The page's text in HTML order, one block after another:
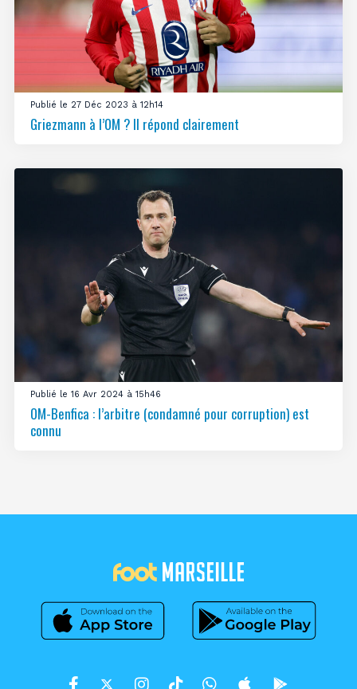
Publié le 27 Déc 2023 à 12h14
Griezmann à l’OM ? Il répond clairement
Publié le 16 Avr 2024 à 15h46
OM-Benfica : l’arbitre (condamné pour corruption) est
connu